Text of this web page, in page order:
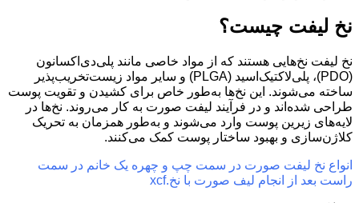
نخ لیفت چیست؟
نخ لیفت نخ‌هایی هستند که از مواد خاصی مانند پلی‌دی‌اکسانون
(PDO)، پلی‌لاکتیک‌اسید (PLGA) و سایر مواد زیست‌تخریب‌پذیر
ساخته می‌شوند. این نخ‌ها به‌طور خاص برای کشیدن و تقویت پوست
طراحی شده‌اند و در فرآیند لیفت صورت به کار می‌روند. نخ‌ها در
لایه‌های زیرین پوست وارد می‌شوند و به‌طور همزمان به تحریک
کلاژن‌سازی و بهبود ساختار پوست کمک می‌کنند.
انواع نخ لیفت صورت در سمت چپ و چهره یک خانم در سمت
راست بعد از انجام لیف صورت با نخ.xcf